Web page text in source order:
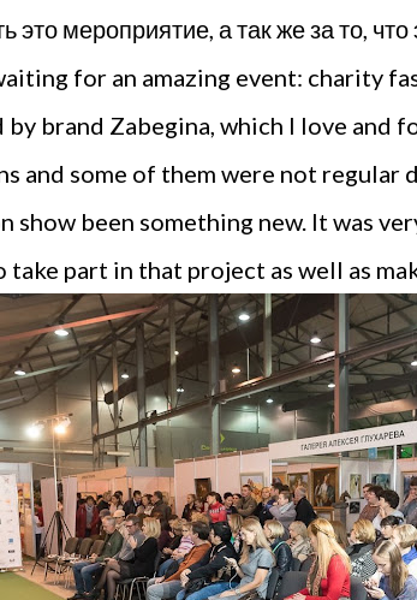
это мероприятие, а так же за то,
for an amazing event: charity
brand Zabegina, which I love and
some of them were not regular
been something new. It was
part in that project as well as